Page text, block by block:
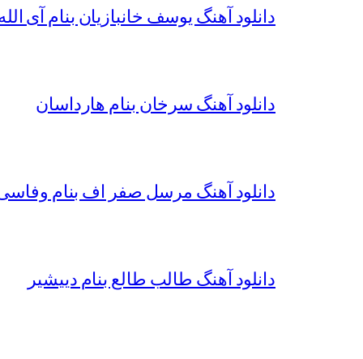
دانلود آهنگ یوسف خانبازیان بنام آی
دانلود آهنگ سرخان بنام هارداسان
دانلود آهنگ مرسل صفر اف بنام
دانلود آهنگ طالب طالع بنام دییشیر